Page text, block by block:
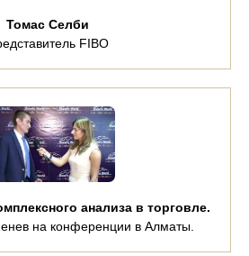
Томас Селби
FIBO
анализа в торговле.
на конференции в Алматы.